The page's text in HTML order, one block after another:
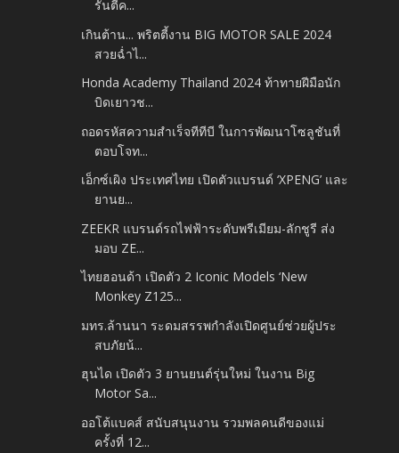
รันตีค...
เกินต้าน... พริตตี้งาน BIG MOTOR SALE 2024
สวยฉ่ำไ...
Honda Academy Thailand 2024 ท้าทายฝีมือนัก
บิดเยาวช...
ถอดรหัสความสำเร็จทีทีบี ในการพัฒนาโซลูชันที่
ตอบโจท...
เอ็กซ์เผิง ประเทศไทย เปิดตัวแบรนด์ ‘XPENG’ และ
ยานย...
ZEEKR แบรนด์รถไฟฟ้าระดับพรีเมียม-ลักชูรี ส่ง
มอบ ZE...
ไทยฮอนด้า เปิดตัว 2 Iconic Models ‘New
Monkey Z125...
มทร.ล้านนา ระดมสรรพกำลังเปิดศูนย์ช่วยผู้ประ
สบภัยน้...
ฮุนได เปิดตัว 3 ยานยนต์รุ่นใหม่ ในงาน Big
Motor Sa...
ออโต้แบคส์ สนับสนุนงาน รวมพลคนดีของแม่
ครั้งที่ 12...